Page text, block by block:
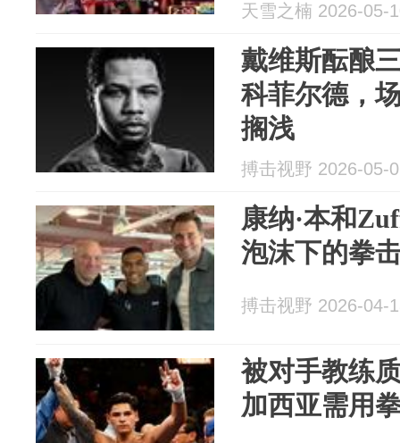
天雪之楠 2026-05-
戴维斯酝酿
科菲尔德，
搁浅
搏击视野 2026-05-
康纳·本和
泡沫下的拳
搏击视野 2026-04-
被对手教练
加西亚需用